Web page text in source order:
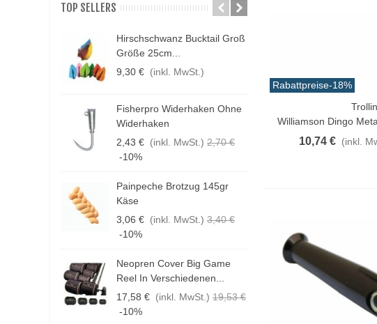
TOP SELLERS
Hirschschwanz Bucktail Groß
Größe 25cm...
9,30 € (inkl. MwSt.)
Fisherpro Widerhaken Ohne
Widerhaken
2,43 € (inkl. MwSt.) 2,70 €
-10%
Painpeche Brotzug 145gr
Käse
3,06 € (inkl. MwSt.) 3,40 €
-10%
Neopren Cover Big Game
Reel In Verschiedenen...
17,58 € (inkl. MwSt.) 19,53 €
-10%
-10%
Daiwa D
31.5g Farben
11,25 €
(inkl.
Hirschschwanz
Größe 30cm
(inkl.
Rabattpreise-18%
In Den Warenkorb
Williamson Dingo
10,74 € (inkl.